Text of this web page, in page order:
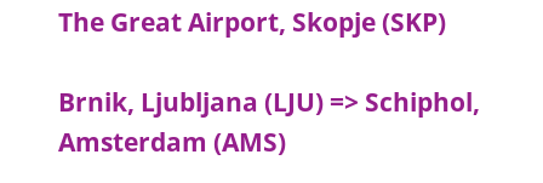
The Great Airport, Skopje (SKP)
Brnik, Ljubljana (LJU) => Schiphol,
Amsterdam (AMS)